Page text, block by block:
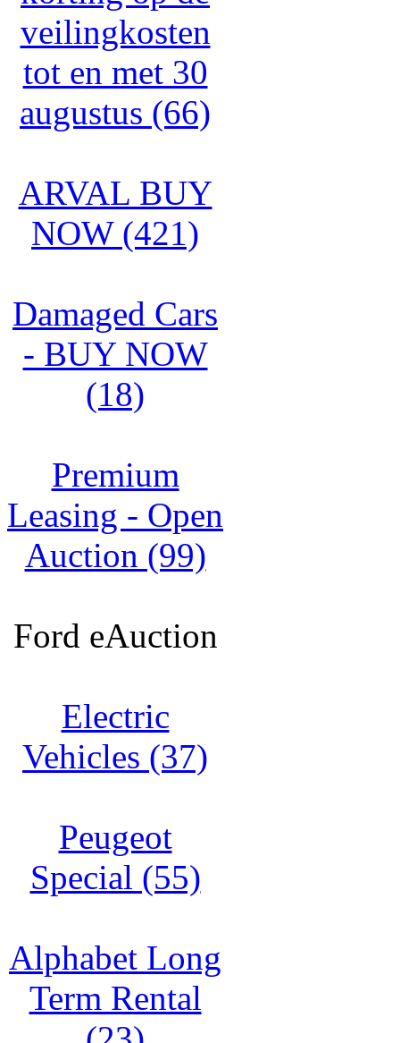
veilingkosten
tot en met 30
augustus (66)
ARVAL BUY
NOW (421)
Damaged Cars
- BUY NOW
(18)
Premium
Leasing - Open
Auction (99)
Ford eAuction
Electric
Vehicles (37)
Peugeot
Special (55)
Alphabet Long
Term Rental